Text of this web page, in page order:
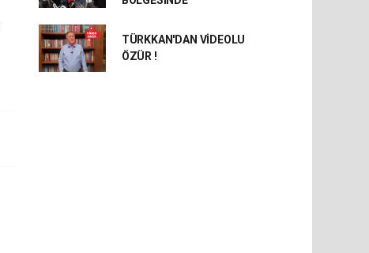
TÜRKKAN'DAN VİDEOLU
ÖZÜR !